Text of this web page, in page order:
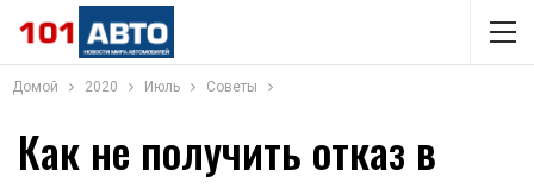
Домой 2020 Июль Советы
Как не получить отказ в